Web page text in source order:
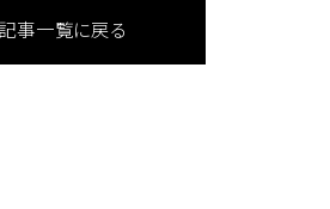
記事一覧に戻る